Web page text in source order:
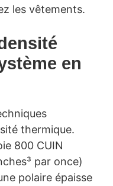
les vêtements.
en
thermique.
800 CUIN
par once)
polaire épaisse